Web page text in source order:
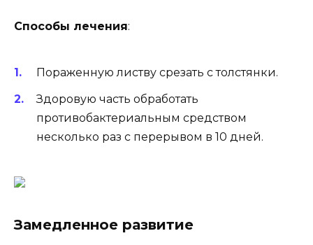
Способы лечения:
Пораженную листву срезать с толстянки.
Здоровую часть обработать
противобактериальным средством
несколько раз с перерывом в 10 дней.
Замедленное развитие